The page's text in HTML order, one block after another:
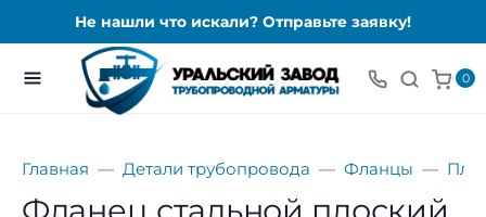
Не нашли что искали? Отправьте заявку!
0
Главная Детали трубопровода Фланцы